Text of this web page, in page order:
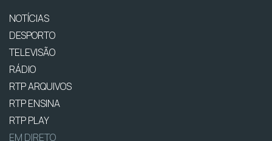
NOTÍCIAS
DESPORTO
TELEVISÃO
RÁDIO
RTP ARQUIVOS
RTP ENSINA
RTP PLAY
EM DIRETO